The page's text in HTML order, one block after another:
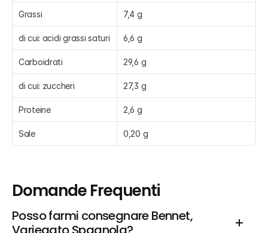
Grassi 7,4 g
di cui: acidi grassi saturi 6,6 g
Carboidrati 29,6 g
di cui: zuccheri 27,3 g
Proteine 2,6 g
Sale 0,20 g
Domande Frequenti
Posso farmi consegnare Bennet,